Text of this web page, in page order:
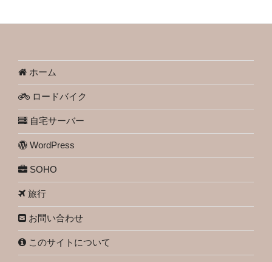
ホーム
ロードバイク
自宅サーバー
WordPress
SOHO
旅行
お問い合わせ
このサイトについて